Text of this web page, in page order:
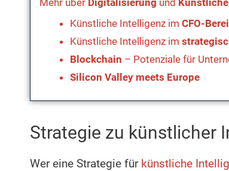
Mehr über Digitalisierung und
Künstliche Intelligenz im CFO-
Künstliche Intelligenz im
Blockchain – Potenziale für
Silicon Valley meets Europe
Strategie zu künstlicher
Wer eine Strategie für künstliche